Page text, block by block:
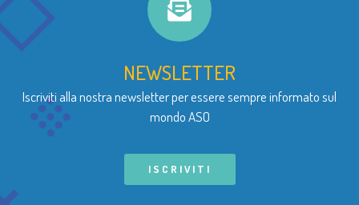
NEWSLETTER
Iscriviti alla nostra newsletter per essere sempre informato sul
mondo ASO
ISCRIVITI